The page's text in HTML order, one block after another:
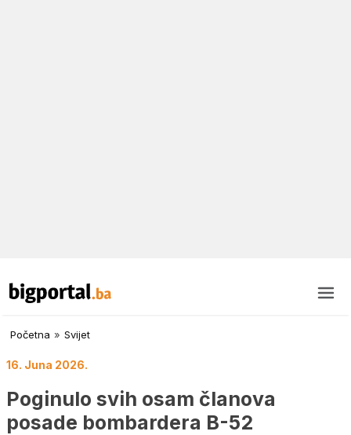
Početna » Svijet
16. Juna 2026.
Poginulo svih osam članova
posade bombardera B-52